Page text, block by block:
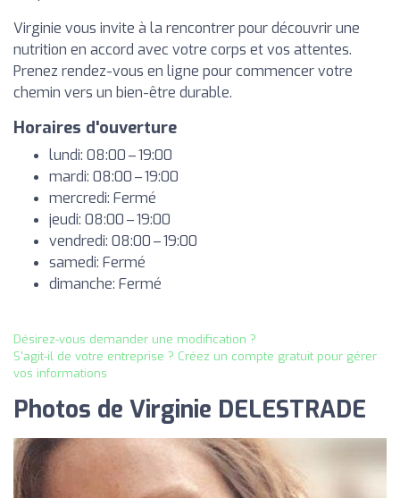
Virginie vous invite à la rencontrer pour découvrir une
nutrition en accord avec votre corps et vos attentes.
Prenez rendez-vous en ligne pour commencer votre
chemin vers un bien-être durable.
Horaires d'ouverture
lundi: 08:00 – 19:00
mardi: 08:00 – 19:00
mercredi: Fermé
jeudi: 08:00 – 19:00
vendredi: 08:00 – 19:00
samedi: Fermé
dimanche: Fermé
Désirez-vous demander une modification ?
S'agit-il de votre entreprise ? Créez un compte gratuit pour gérer
vos informations
Photos de Virginie DELESTRADE